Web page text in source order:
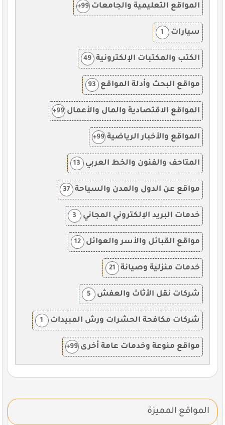
المواقع التعليمية والجامعات 99+
سيارات
الكتب والمكتبات الإلكترونية 49
مواقع البحث وأدلة المواقع 93
المواقع الاقتصادية والمال والأعمال 99+
المواقع والأخبار الرياضية 99+
المتاحف والفنون والخط العربي 13
مواقع عن الدول والمدن والسياحة 37
خدمات البريد الإلكتروني المجاني 3
مواقع القبائل والأسر والعوائل 12
خدمات منزلية وصيانة 21
شركات نقل الأثاث والعفش 5
شركات مكافحة الحشرات ورش المبيدات
مواقع منوعة وخدمات عامة أخرى 99+
المواقع المميزة